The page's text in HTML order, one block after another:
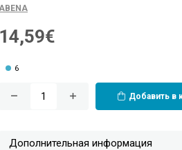
ABENA
14,59€
6
Добавить в
Дополнительная информация